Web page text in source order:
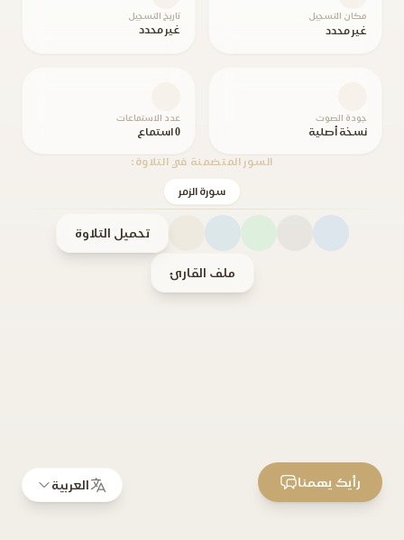
مكان التسجيل
غير محدد
تاريخ التسجيل
غير محدد
جودة الصوت
نسخة أصلية
عدد الاستماعات
0 استماع
السور المتضمنة في التلاوة:
سورة الزمر
تحميل التلاوة
ملف القارئ
العربية رأيك يهمنا